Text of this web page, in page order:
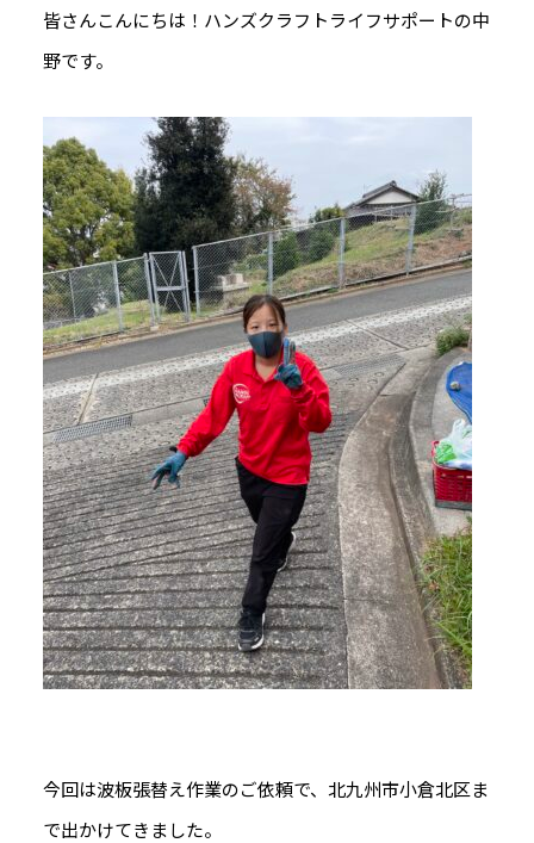
皆さんこんにちは！ハンズクラフトライフサポートの中
野です。
今回は波板張替え作業のご依頼で、北九州市小倉北区ま
で出かけてきました。